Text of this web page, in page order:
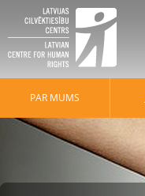
PAR MUMS